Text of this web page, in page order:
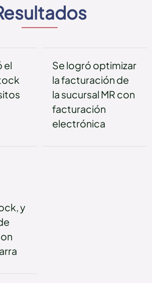
el
Se logró optimizar
la facturación de
la sucursal MR con
facturación
electrónica
y